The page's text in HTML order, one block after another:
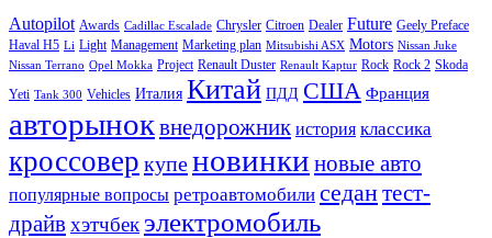
Autopilot Awards Cadillac Escalade Chrysler Citroen Dealer Future Geely Preface
Haval H5 Li Light Management Marketing plan Mitsubishi ASX Motors Nissan Juke
Nissan Terrano Opel Mokka Project Renault Duster Renault Kaptur Rock Rock 2 Skoda
Yeti Tank 300 Vehicles Италия Китай ПДД США Франция
авторыноквнедорожник история классика
кроссовер купеновинки новые авто
популярные вопросы ретроавтомобили седантест-
драйвхэтчбек электромобиль